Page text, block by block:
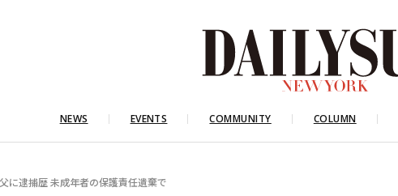
NEWS EVENTS COMMUNITY COLUMN
に逮捕歴 未成年者の保護責任遺棄で